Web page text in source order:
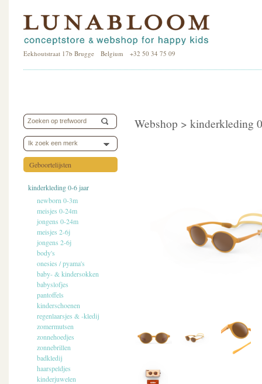
Eekhoutstraat 17b Brugge Belgium +32 50 34 75 09
Ik zoek een merk
Geboortelijsten
kinderkleding 0-6 jaar
newborn 0-3m
meisjes 0-24m
jongens 0-24m
meisjes 2-6j
jongens 2-6j
body's
onesies / pyama's
baby- & kindersokken
babyslofjes
pantoffels
kinderschoenen
regenlaarsjes & -kledij
zomermutsen
zonnehoedjes
zonnebrillen
badkledij
haarspeldjes
kinderjuwelen
Webshop > kinderkleding